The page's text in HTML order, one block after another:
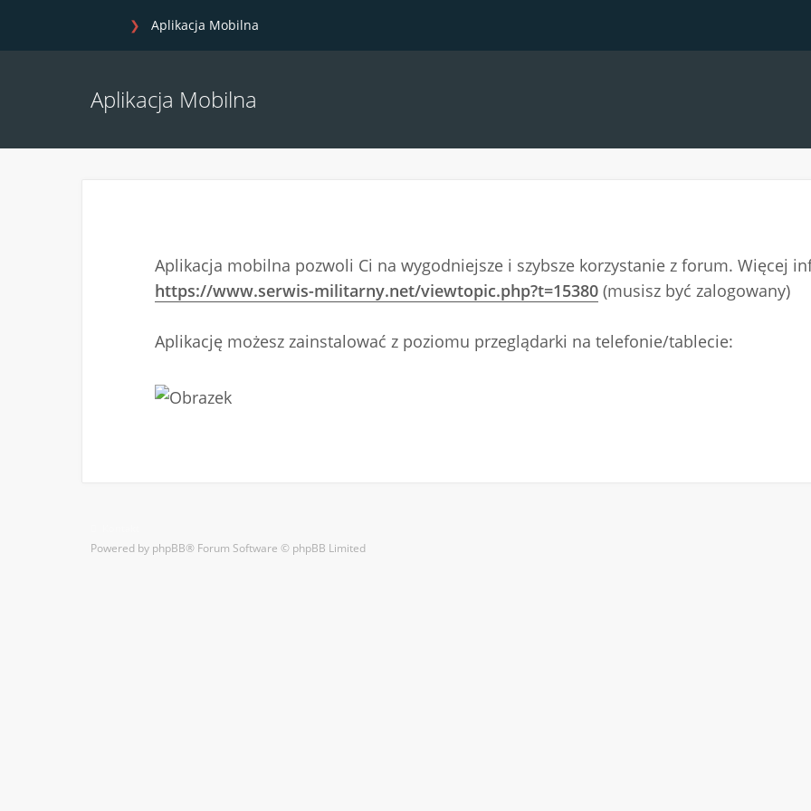
Aplikacja Mobilna
Aplikacja Mobilna
Aplikacja mobilna pozwoli Ci na wygodniejsze i szybsze korzystanie z forum. Więcej
https://www.serwis-militarny.net/viewtopic.php?t=15380 (musisz być zalogowany)
Aplikację możesz zainstalować z poziomu przeglądarki na telefonie/tablecie:
Powered by phpBB® Forum Software © phpBB Limited